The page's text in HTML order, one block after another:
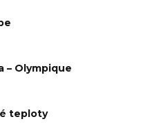
– Olympique
teploty